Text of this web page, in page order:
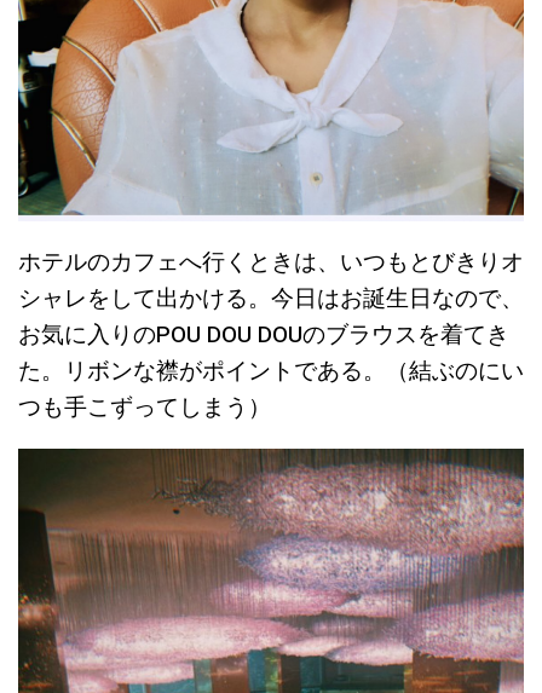
ホテルのカフェへ行くときは、いつもとびきりオ
シャレをして出かける。今日はお誕生日なので、
お気に入りのPOU DOU DOUのブラウスを着てき
た。リボンな襟がポイントである。（結ぶのにい
つも手こずってしまう）